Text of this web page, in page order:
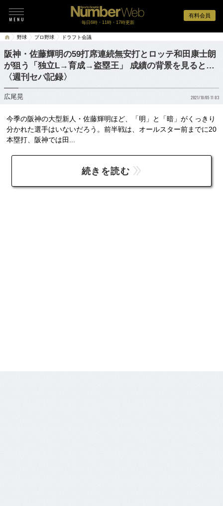
有料会員
毎日6時・11時・17時更新
野球 プロ野球 ドラフト会議
阪神・佐藤輝明の59打席連続無安打とロッテ和田康士朗
が狙う「独立L→育成→盗塁王」 成績の背景を見ると…
〈週刊セパ記録〉
広尾晃 2021/10/05 11:03
今季の阪神の大型新人・佐藤輝明ほど、「明」と「暗」がくっきり
分かれた選手はいないだろう。前半戦は、オールスター前までに20
本塁打、阪神では田...
続きを読む